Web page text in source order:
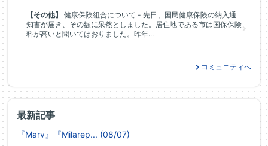
最新記事
『Marv』『Milarep... (08/07)
【その他】
健康保険組合について - 先日、国民健康保険の納入通
知書が届き、その額に呆然としました。居住地である市は国保保険
料が高いと聞いてはおりました。昨年...
コミュニティへ